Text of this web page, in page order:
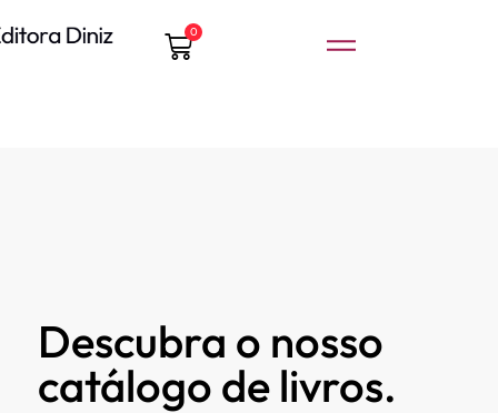
0
Descubra o nosso
catálogo de livros.